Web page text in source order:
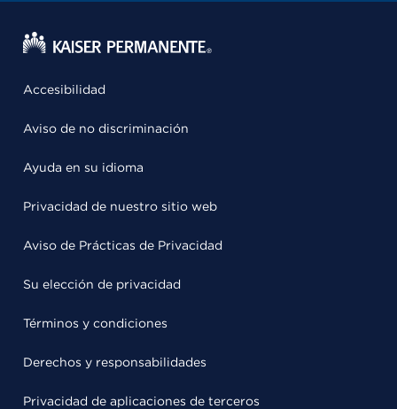
Accesibilidad
Aviso de no discriminación
Ayuda en su idioma
Privacidad de nuestro sitio web
Aviso de Prácticas de Privacidad
Su elección de privacidad
Términos y condiciones
Derechos y responsabilidades
Privacidad de aplicaciones de terceros